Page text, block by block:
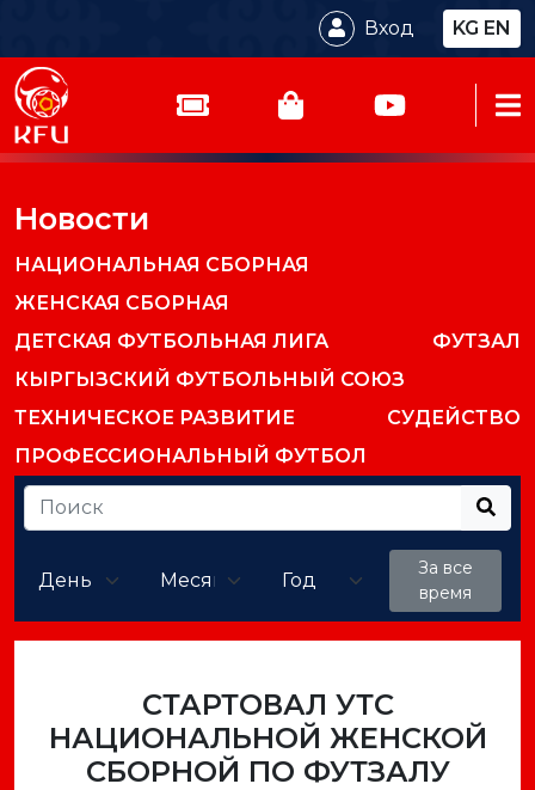
Вход KG EN
Новости
НАЦИОНАЛЬНАЯ СБОРНАЯ
ЖЕНСКАЯ СБОРНАЯ
ДЕТСКАЯ ФУТБОЛЬНАЯ ЛИГА
ФУТЗАЛ
КЫРГЫЗСКИЙ ФУТБОЛЬНЫЙ СОЮЗ
ТЕХНИЧЕСКОЕ РАЗВИТИЕ
СУДЕЙСТВО
ПРОФЕССИОНАЛЬНЫЙ ФУТБОЛ
За все
время
СТАРТОВАЛ УТС
НАЦИОНАЛЬНОЙ ЖЕНСКОЙ
СБОРНОЙ ПО ФУТЗАЛУ